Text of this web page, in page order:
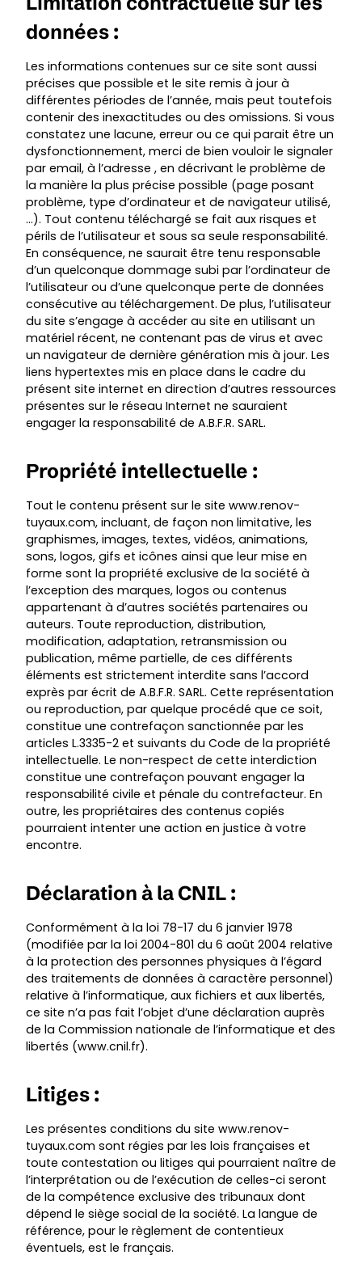
données :
Les informations contenues sur ce site sont aussi
précises que possible et le site remis à jour à
différentes périodes de l’année, mais peut toutefois
contenir des inexactitudes ou des omissions. Si vous
constatez une lacune, erreur ou ce qui parait être un
dysfonctionnement, merci de bien vouloir le signaler
par email, à l’adresse , en décrivant le problème de
la manière la plus précise possible (page posant
problème, type d’ordinateur et de navigateur utilisé,
…). Tout contenu téléchargé se fait aux risques et
périls de l’utilisateur et sous sa seule responsabilité.
En conséquence, ne saurait être tenu responsable
d’un quelconque dommage subi par l’ordinateur de
l’utilisateur ou d’une quelconque perte de données
consécutive au téléchargement. De plus, l’utilisateur
du site s’engage à accéder au site en utilisant un
matériel récent, ne contenant pas de virus et avec
un navigateur de dernière génération mis à jour. Les
liens hypertextes mis en place dans le cadre du
présent site internet en direction d’autres ressources
présentes sur le réseau Internet ne sauraient
engager la responsabilité de A.B.F.R. SARL.
Propriété intellectuelle :
Tout le contenu présent sur le site www.renov-
tuyaux.com, incluant, de façon non limitative, les
graphismes, images, textes, vidéos, animations,
sons, logos, gifs et icônes ainsi que leur mise en
forme sont la propriété exclusive de la société à
l’exception des marques, logos ou contenus
appartenant à d’autres sociétés partenaires ou
auteurs. Toute reproduction, distribution,
modification, adaptation, retransmission ou
publication, même partielle, de ces différents
éléments est strictement interdite sans l’accord
exprès par écrit de A.B.F.R. SARL. Cette représentation
ou reproduction, par quelque procédé que ce soit,
constitue une contrefaçon sanctionnée par les
articles L.3335-2 et suivants du Code de la propriété
intellectuelle. Le non-respect de cette interdiction
constitue une contrefaçon pouvant engager la
responsabilité civile et pénale du contrefacteur. En
outre, les propriétaires des contenus copiés
pourraient intenter une action en justice à votre
encontre.
Déclaration à la CNIL :
Conformément à la loi 78-17 du 6 janvier 1978
(modifiée par la loi 2004-801 du 6 août 2004 relative
à la protection des personnes physiques à l’égard
des traitements de données à caractère personnel)
relative à l’informatique, aux fichiers et aux libertés,
ce site n’a pas fait l’objet d’une déclaration auprès
de la Commission nationale de l’informatique et des
libertés (www.cnil.fr).
Litiges :
Les présentes conditions du site www.renov-
tuyaux.com sont régies par les lois françaises et
toute contestation ou litiges qui pourraient naître de
l’interprétation ou de l’exécution de celles-ci seront
de la compétence exclusive des tribunaux dont
dépend le siège social de la société. La langue de
référence, pour le règlement de contentieux
éventuels, est le français.